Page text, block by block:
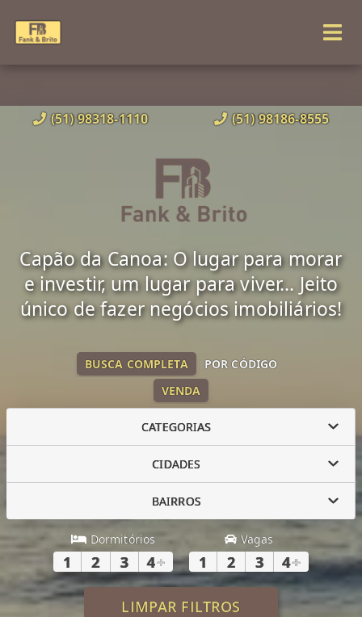
(51) 98318-1110 (51) 98186-8555
Capão da Canoa: O lugar para morar
e investir, um lugar para viver... Jeito
único de fazer negócios imobiliários!
VENDA
BUSCA COMPLETA POR CÓDIGO
CATEGORIAS
CIDADES
BAIRROS
Dormitórios
1 2 3 4+
Vagas
1 2 3 4+
LIMPAR FILTROS